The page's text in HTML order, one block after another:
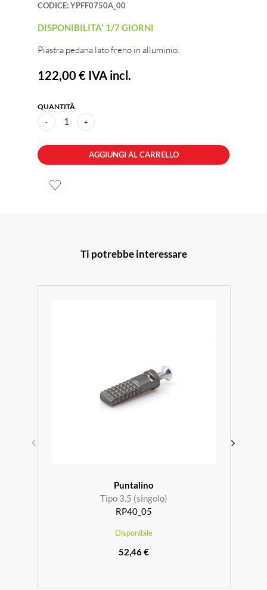
CODICE:YPFF0750A_00
DISPONIBILITA' 1/7 GIORNI
Piastra pedana lato freno in alluminio.
122,00 € IVA incl.
QUANTITÀ
- 1 +
AGGIUNGI AL CARRELLO
Ti potrebbe interessare
Puntalino
Tipo 3.5 (singolo)
RP40_05
Disponibile
52,46 €